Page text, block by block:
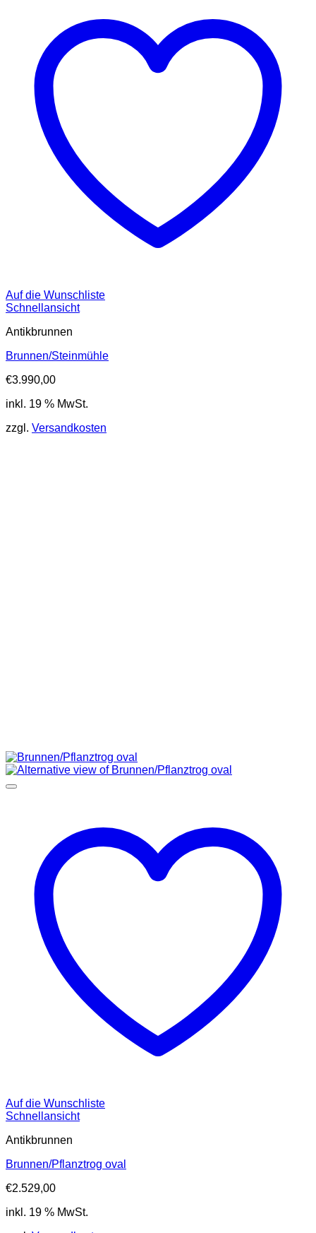
Auf die Wunschliste
Schnellansicht
Antikbrunnen
Brunnen/Steinmühle
€3.990,00
inkl. 19 % MwSt.
zzgl. Versandkosten
Auf die Wunschliste
Schnellansicht
Antikbrunnen
Brunnen/Pflanztrog oval
€2.529,00
inkl. 19 % MwSt.